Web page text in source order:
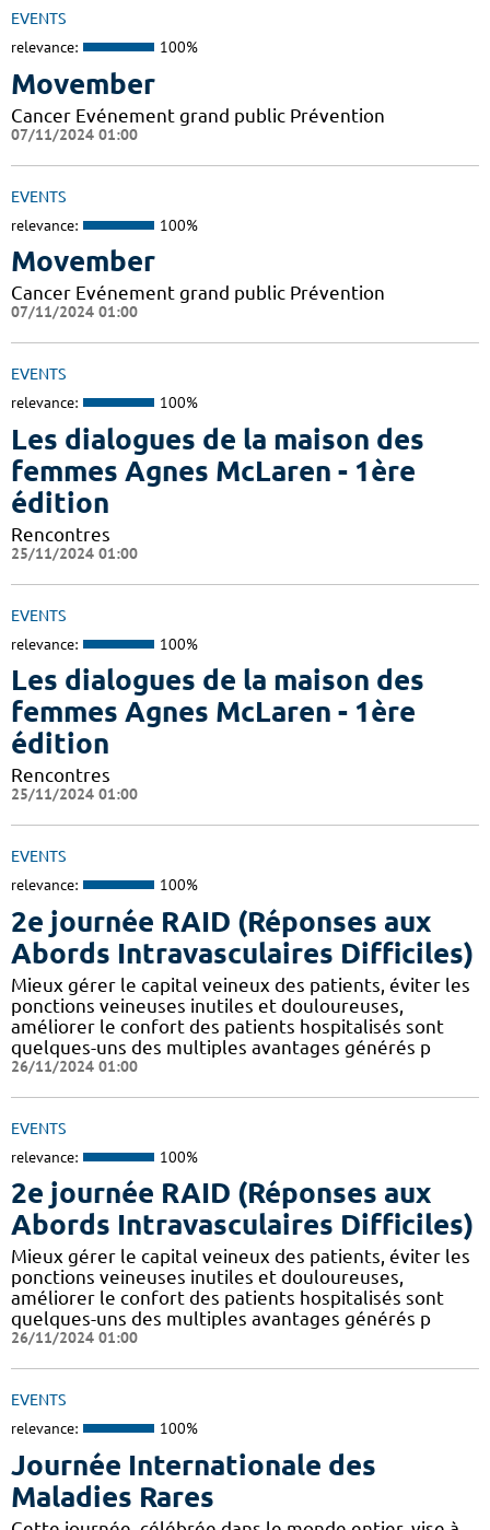
EVENTS
relevance: 100%
Movember
Cancer Evénement grand public Prévention
07/11/2024 01:00
EVENTS
relevance: 100%
Movember
Cancer Evénement grand public Prévention
07/11/2024 01:00
EVENTS
relevance: 100%
Les dialogues de la maison des
femmes Agnes McLaren - 1ère
édition
Rencontres
25/11/2024 01:00
EVENTS
relevance: 100%
Les dialogues de la maison des
femmes Agnes McLaren - 1ère
édition
Rencontres
25/11/2024 01:00
EVENTS
relevance: 100%
2e journée RAID (Réponses aux
Abords Intravasculaires Difficiles)
Mieux gérer le capital veineux des patients, éviter les
ponctions veineuses inutiles et douloureuses,
améliorer le confort des patients hospitalisés sont
quelques-uns des multiples avantages générés p
26/11/2024 01:00
EVENTS
relevance: 100%
2e journée RAID (Réponses aux
Abords Intravasculaires Difficiles)
Mieux gérer le capital veineux des patients, éviter les
ponctions veineuses inutiles et douloureuses,
améliorer le confort des patients hospitalisés sont
quelques-uns des multiples avantages générés p
26/11/2024 01:00
EVENTS
relevance: 100%
Journée Internationale des
Maladies Rares